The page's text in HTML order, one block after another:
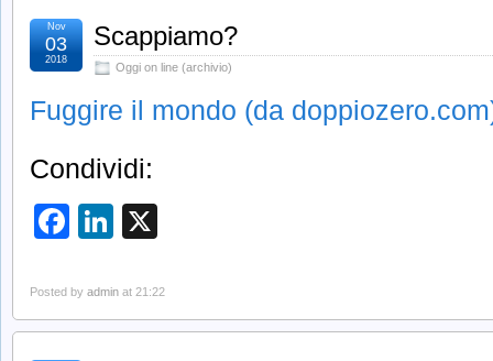
Scappiamo?
Oggi on line (archivio)
Nov
03
2018
Fuggire il mondo (da
Condividi:
Facebook
LinkedIn
Posted by admin at 21:22